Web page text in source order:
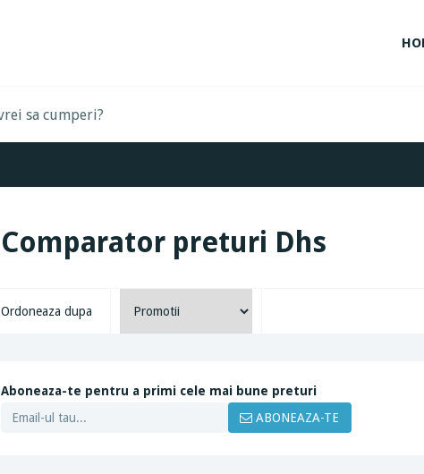
Comparator preturi Dhs
Ordoneaza dupa
Aboneaza-te pentru a primi cele mai bune preturi
ABONEAZA-TE